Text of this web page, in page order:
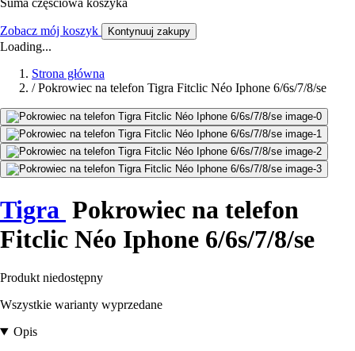
Suma częściowa koszyka
Zobacz mój koszyk Kontynuuj zakupy
Loading...
Strona główna
/ Pokrowiec na telefon Tigra Fitclic Néo Iphone 6/6s/7/8/se
Tigra Pokrowiec na telefon
Fitclic Néo Iphone 6/6s/7/8/se
Produkt niedostępny
Wszystkie warianty wyprzedane
Opis